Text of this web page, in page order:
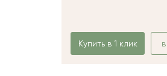
Купить в 1 клик